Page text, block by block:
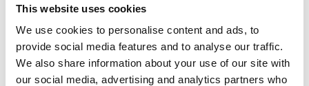
This website uses cookies
We use cookies to personalise content and ads, to
provide social media features and to analyse our traffic.
We also share information about your use of our site with
our social media, advertising and analytics partners who